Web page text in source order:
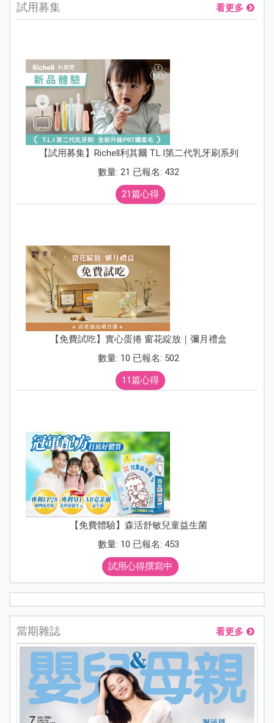
試用募集 看更多
【試用募集】Richell利其爾 T.L.I第二代乳牙刷系列
數量: 21 已報名: 432
21篇心得
【免費試吃】實心蛋捲 窗花綻放｜彌月禮盒
數量: 10 已報名: 502
11篇心得
【免費體驗】森活舒敏兒童益生菌
數量: 10 已報名: 453
試用心得撰寫中
當期雜誌 看更多